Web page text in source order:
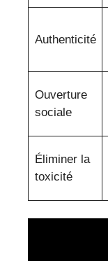
Authenticité
Ouverture
sociale
Éliminer la
toxicité